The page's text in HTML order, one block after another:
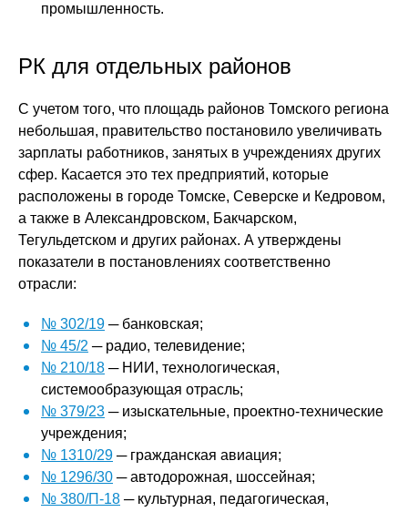
промышленность.
РК для отдельных районов
С учетом того, что площадь районов Томского региона
небольшая, правительство постановило увеличивать
зарплаты работников, занятых в учреждениях других
сфер. Касается это тех предприятий, которые
расположены в городе Томске, Северске и Кедровом,
а также в Александровском, Бакчарском,
Тегульдетском и других районах. А утверждены
показатели в постановлениях соответственно
отрасли:
№ 302/19 ─ банковская;
№ 45/2 ─ радио, телевидение;
№ 210/18 ─ НИИ, технологическая,
системообразующая отрасль;
№ 379/23 ─ изыскательные, проектно-технические
учреждения;
№ 1310/29 ─ гражданская авиация;
№ 1296/30 ─ автодорожная, шоссейная;
№ 380/П-18 ─ культурная, педагогическая,